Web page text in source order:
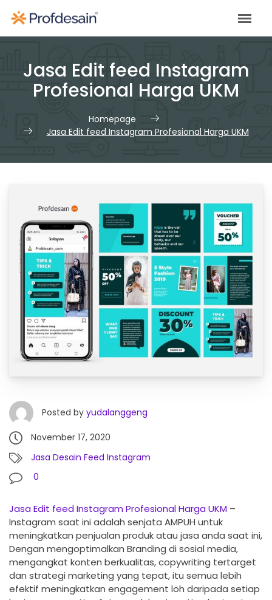
Jasa Edit feed Instagram
Profesional Harga UKM
Homepage
Jasa Edit feed Instagram Profesional Harga UKM
Posted by yudalanggeng
November 17, 2020
Jasa Desain Feed Instagram
0
Jasa Edit feed Instagram Profesional Harga UKM –
Instagram saat ini adalah senjata AMPUH untuk
meningkatkan penjualan produk atau jasa anda saat ini,
Dengan mengoptimalkan Branding di sosial media,
mengangkat konten berkualitas, copywriting tertarget
dan strategi marketing yang tepat, itu semua lebih
efektif meningkatkan engagement loh daripada setiap